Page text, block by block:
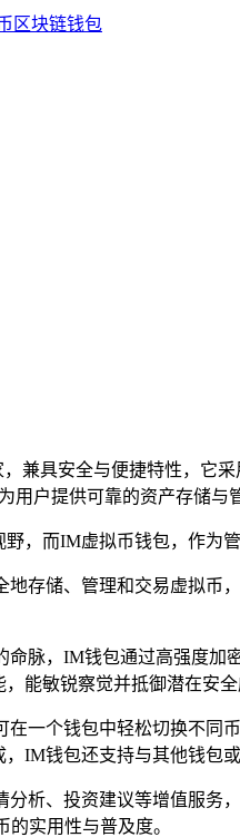
兼具安全与便捷特性，它
用户提供可靠的资产存储与
，而IM虚拟币钱包，作为
存储、管理和交易虚拟币
脉，IM钱包通过高强度
能敏锐察觉并抵御潜在安全
一个钱包中轻松切换不同
IM钱包还支持与其他钱包
析、投资建议等增值服务
实用性与普及度。